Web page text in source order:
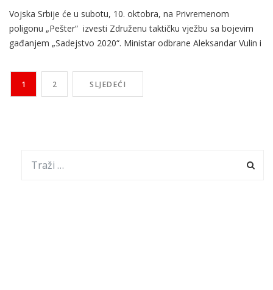
Vojska Srbije će u subotu, 10. oktobra, na Privremenom
poligonu „Pešter“ izvesti Združenu taktičku vježbu sa bojevim
gađanjem „Sadejstvo 2020“. Ministar odbrane Aleksandar Vulin i
prisustvovali su u utorak uvježbavanju jedinica Vojske Srbije za
izvođenje, objavljeno je na sajtu srbijanskog ministarstva
1 2 SLJEDEĆI